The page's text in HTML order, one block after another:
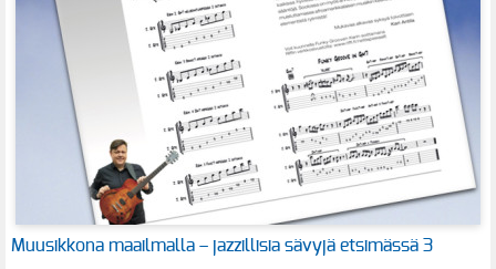
Muusikkona maailmalla – jazzillisia sävyjä etsimässä 3